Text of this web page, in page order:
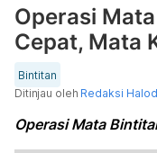
Operasi
Cepat, Mata
Bintitan
Ditinjau oleh Redaksi
Operasi Mata